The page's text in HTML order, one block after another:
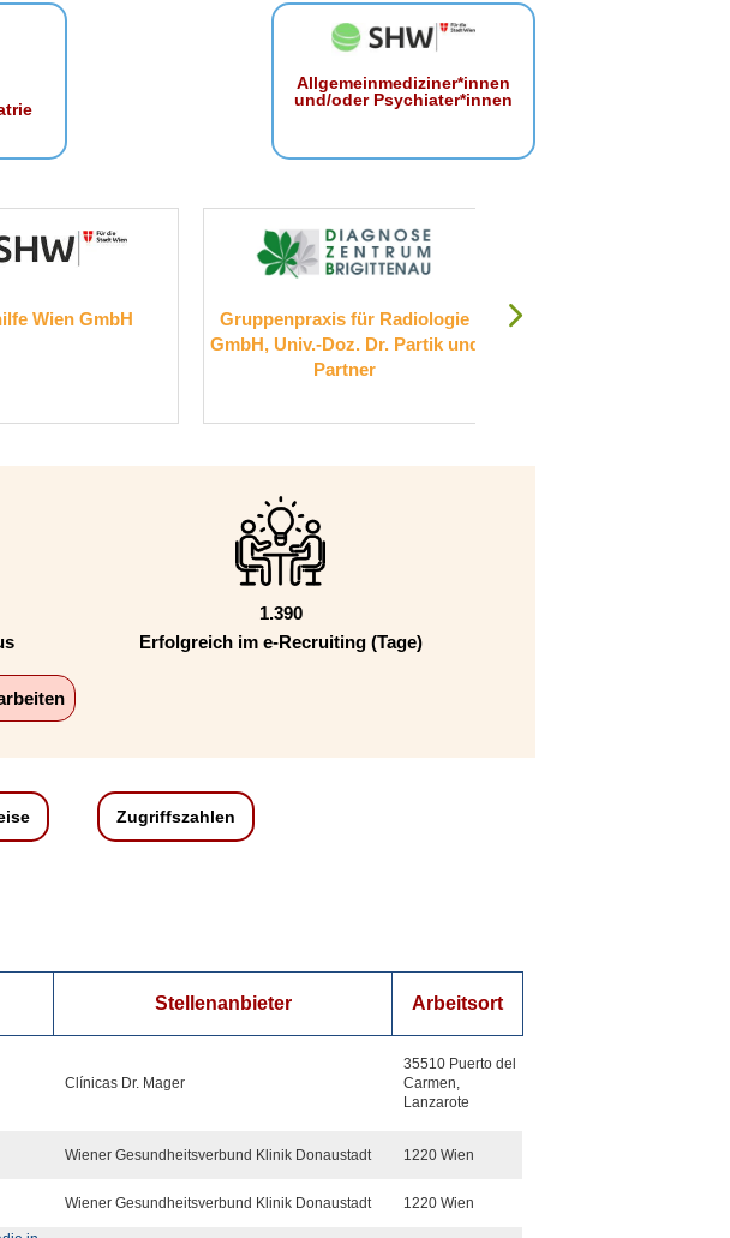
Allgemeinmediziner*innen
und/oder Psychiater*innen
Gruppenpraxis für Radiologie
GmbH, Univ.-Doz. Dr. Partik und
RKU - Universitäts- und
Rehabilitationskliniken Ulm
1.390
Erfolgreich im e-Recruiting (Tage)
Zugriffszahlen
Stellenanbieter Arbeitsort
Clínicas Dr. Mager
35510 Puerto del
Carmen,
Lanzarote
Wiener Gesundheitsverbund Klinik Donaustadt 1220 Wien
Wiener Gesundheitsverbund Klinik Donaustadt 1220 Wien